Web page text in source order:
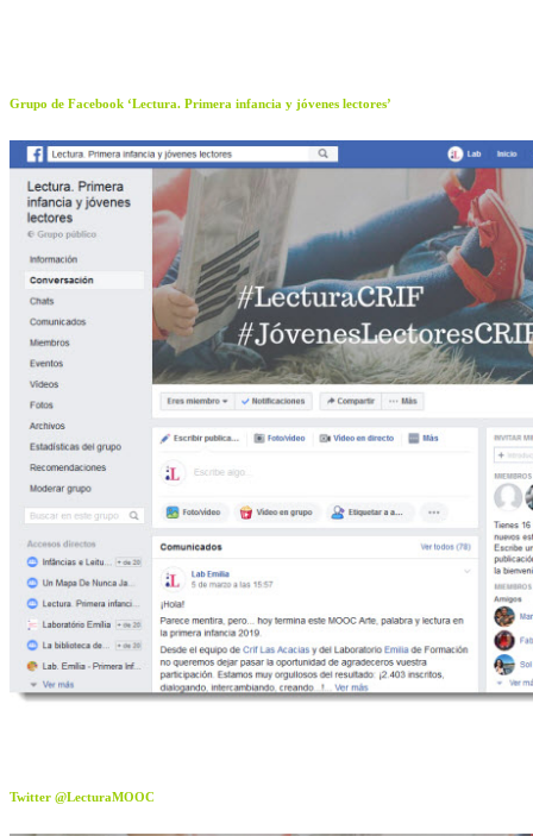
Grupo de Facebook ‘Lectura. Primera infancia y jóvenes lectores’
Twitter @LecturaMOOC